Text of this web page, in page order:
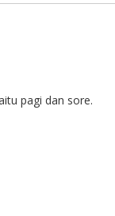
pagi dan sore.